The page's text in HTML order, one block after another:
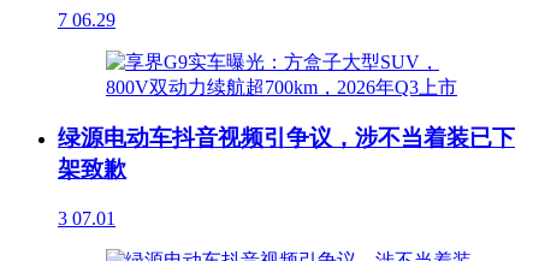
7 06.29
绿源电动车抖音视频引争议，涉不当着装已下
架致歉
3 07.01